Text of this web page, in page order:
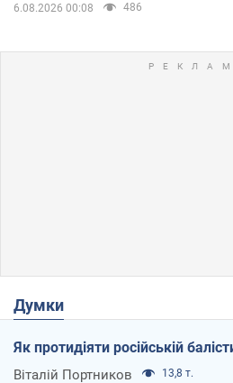
6.08.2026 00:08 486
Думки
Як протидіяти російській
Віталій Портников 13,8 т.